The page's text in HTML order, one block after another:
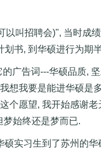
叫招聘会)", 当时成
书, 到华硕进行为期
广告词---华硕品质,
想我要是能进华硕是
个愿望, 我开始感谢
始终还是梦而已.
实习生到了苏州的